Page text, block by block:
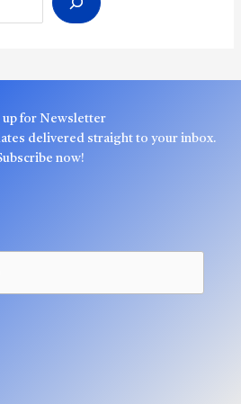
up for Newsletter
delivered straight to your inbox.
now!